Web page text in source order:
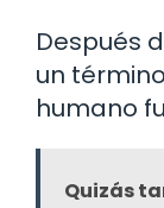
Después
un
humano
Quizás